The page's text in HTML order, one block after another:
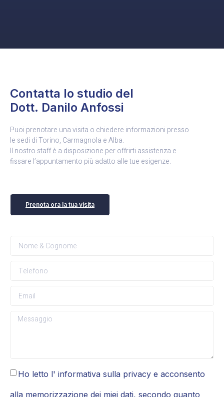
Contatta lo studio del
Dott. Danilo Anfossi
Puoi prenotare una visita o chiedere informazioni presso
le sedi di Torino, Carmagnola e Alba.
Il nostro staff è a disposizione per offrirti assistenza e
fissare l’appuntamento più adatto alle tue esigenze.
Prenota ora la tua visita
Ho letto l' informativa sulla privacy e acconsento
alla memorizzazione dei miei dati, secondo quanto